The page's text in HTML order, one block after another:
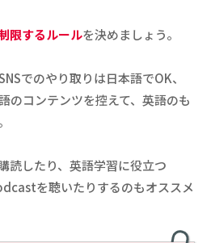
限するルールを決めましょう。
でのやり取りは日本語でOK、
のコンテンツを控えて、英語のも
読したり、英語学習に役立つ
を聴いたりするのもオススメ